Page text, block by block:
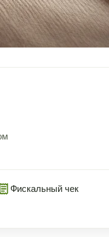
Фискальный чек